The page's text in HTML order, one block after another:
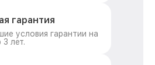
гарантия
условия гарантии на
лет.